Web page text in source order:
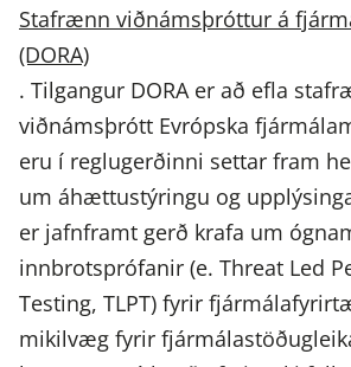
Sta­frænn viðnámsþrótt­ur á
(DORA)
. Tilgangur DORA er að efla
viðnámsþrótt Evrópska
eru í reglugerðinni settar fram
um áhættustýringu og
er jafnframt gerð krafa um
innbrotsprófanir (e. Threat Led
Testing, TLPT) fyrir
mikilvæg fyrir